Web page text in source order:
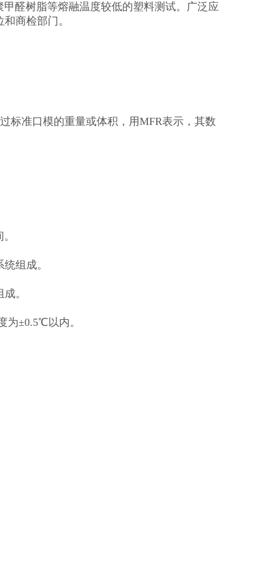
醛树脂等熔融温度较低的塑料测试。广泛应
商检部门。
标准口模的重量或体积，用MFR表示，其数
组成。
。
为±0.5℃以内。